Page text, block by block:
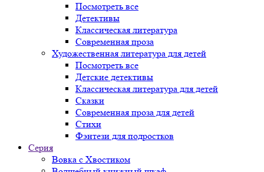
Посмотреть все
Детективы
Классическая литература
Современная проза
Художественная литература для детей
Посмотреть все
Детские детективы
Классическая литература для детей
Сказки
Современная проза для детей
Стихи
Фэнтези для подростков
Серия
Вовка с Хвостиком